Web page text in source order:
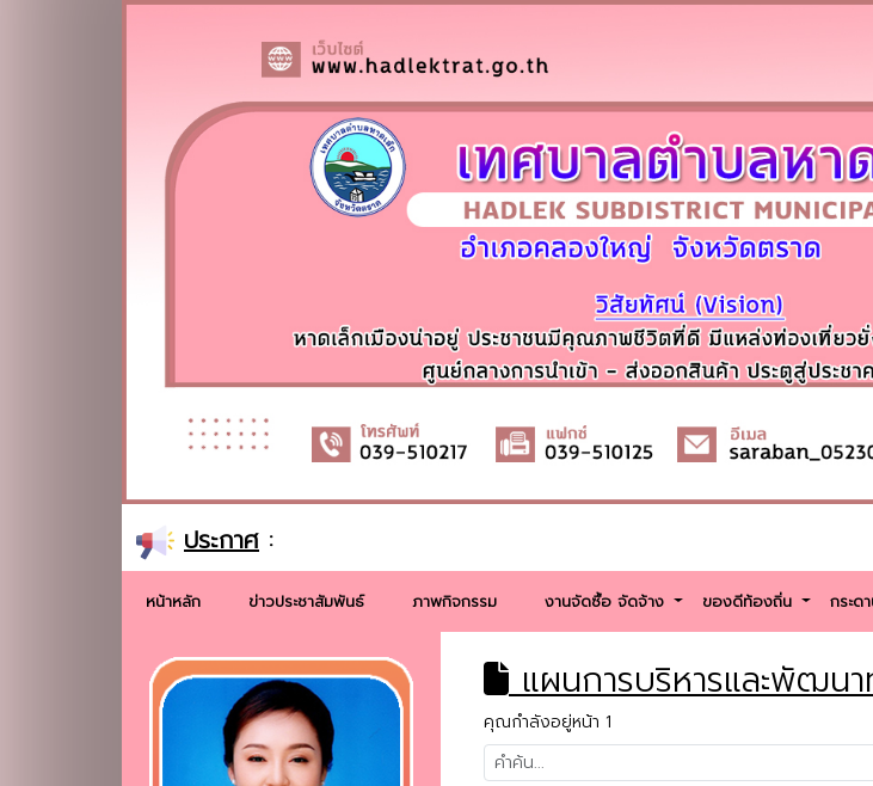
ประกาศ :
หน้าหลัก ข่าวประชาสัมพันธ์ ภาพกิจกรรม งานจัดซื้อ จัดจ้าง ของดีท้องถิ่น กระด
แผนการบริหารและพัฒน
คุณกำลังอยู่หน้า 1